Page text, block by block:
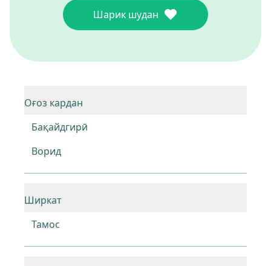
Шарик шудан
Оғоз кардан
Бақайдгирӣ
Ворид
Ширкат
Тамос